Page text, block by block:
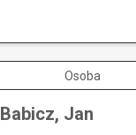
Osoba
Babicz, Jan